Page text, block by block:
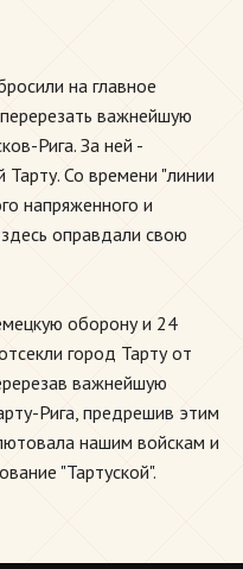
на главное
важнейшую
Рига. За ней -
Тарту. Со времени "линии
напряженного и
оправдали свою
оборону и 24
город Тарту от
важнейшую
Рига, предрешив этим
нашим войскам и
"Тартуской".